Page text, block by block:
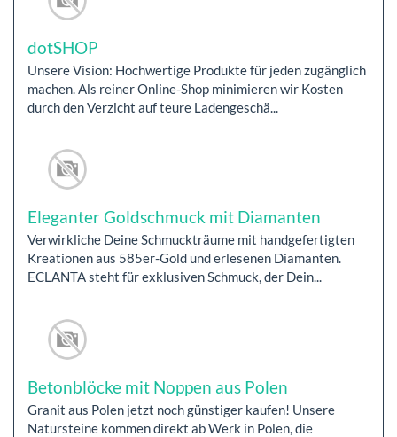
dotSHOP
Unsere Vision: Hochwertige Produkte für jeden zugänglich
machen. Als reiner Online-Shop minimieren wir Kosten
durch den Verzicht auf teure Ladengeschä...
Eleganter Goldschmuck mit Diamanten
Verwirkliche Deine Schmuckträume mit handgefertigten
Kreationen aus 585er-Gold und erlesenen Diamanten.
ECLANTA steht für exklusiven Schmuck, der Dein...
Betonblöcke mit Noppen aus Polen
Granit aus Polen jetzt noch günstiger kaufen! Unsere
Natursteine kommen direkt ab Werk in Polen, die